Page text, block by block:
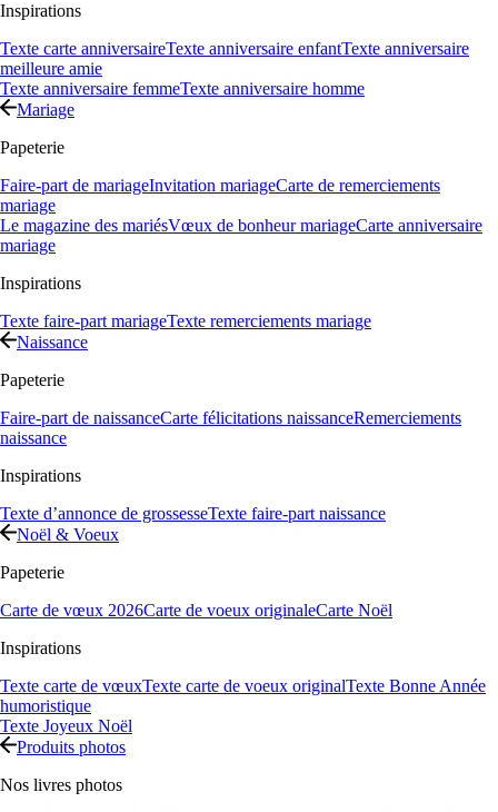
Inspirations
Texte carte anniversaireTexte anniversaire enfantTexte anniversaire
meilleure amie
Texte anniversaire femmeTexte anniversaire homme
Mariage
Papeterie
Faire-part de mariageInvitation mariageCarte de remerciements
mariage
Le magazine des mariésVœux de bonheur mariageCarte anniversaire
mariage
Inspirations
Texte faire-part mariageTexte remerciements mariage
Naissance
Papeterie
Faire-part de naissanceCarte félicitations naissanceRemerciements
naissance
Inspirations
Texte d’annonce de grossesseTexte faire-part naissance
Noël & Voeux
Papeterie
Carte de vœux 2026Carte de voeux originaleCarte Noël
Inspirations
Texte carte de vœuxTexte carte de voeux originalTexte Bonne Année
humoristique
Texte Joyeux Noël
Produits photos
Nos livres photos